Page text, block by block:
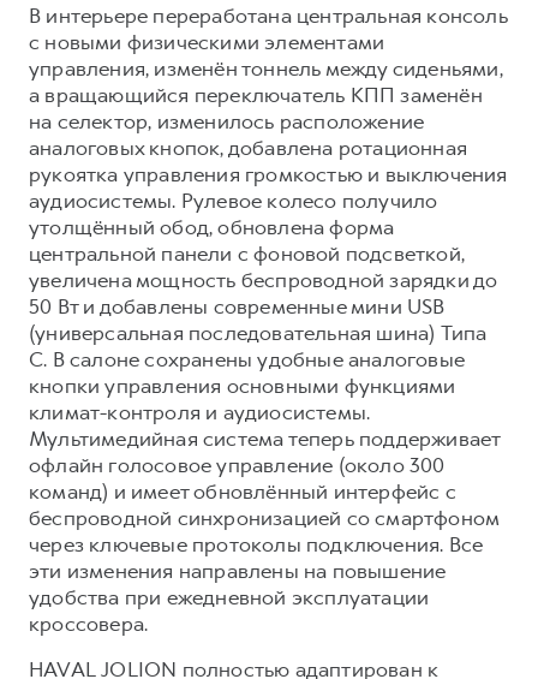
В интерьере переработана центральная консоль
с новыми физическими элементами
управления, изменён тоннель между сиденьями,
а вращающийся переключатель КПП заменён
на селектор, изменилось расположение
аналоговых кнопок, добавлена ротационная
рукоятка управления громкостью и выключения
аудиосистемы. Рулевое колесо получило
утолщённый обод, обновлена форма
центральной панели с фоновой подсветкой,
увеличена мощность беспроводной зарядки до
50 Вт и добавлены современные мини USB
(универсальная последовательная шина) Типа
C. В салоне сохранены удобные аналоговые
кнопки управления основными функциями
климат-контроля и аудиосистемы.
Мультимедийная система теперь поддерживает
офлайн голосовое управление (около 300
команд) и имеет обновлённый интерфейс с
беспроводной синхронизацией со смартфоном
через ключевые протоколы подключения. Все
эти изменения направлены на повышение
удобства при ежедневной эксплуатации
кроссовера.
HAVAL JOLION полностью адаптирован к